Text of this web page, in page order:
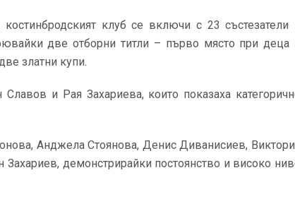
клуб се включи с 23 състезатели
две отборни титли – първо място при деца
златни купи.
и Рая Захариева, които показаха
Анджела Стоянова, Денис Диванисиев,
демонстрирайки постоянство и високо